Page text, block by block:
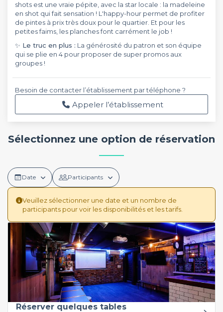
shots est une vraie pépite, avec la star locale : la madeleine
en shot qui fait sensation ! L'happy-hour permet de profiter
de pintes à prix très doux pour le quartier. Et pour les
petites faims, les planches font carrément le job !
✨ Le truc en plus : La générosité du patron et son équipe
qui se plie en 4 pour proposer de super promos aux
groupes !
Besoin de contacter l’établissement par téléphone ?
Appeler l’établissement
Sélectionnez une option de réservation
Date Participants
Veuillez sélectionner une date et un nombre de
participants pour voir les disponibilités et les tarifs.
Réserver quelques tables